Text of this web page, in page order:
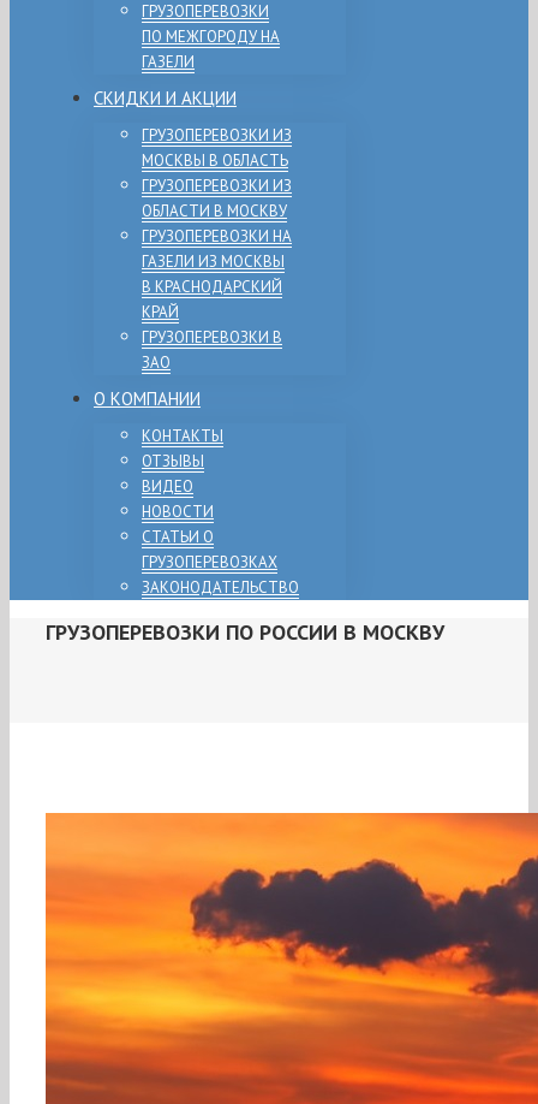
ГРУЗОПЕРЕВОЗКИ
ПО МЕЖГОРОДУ НА
ГАЗЕЛИ
СКИДКИ И АКЦИИ
ГРУЗОПЕРЕВОЗКИ ИЗ
МОСКВЫ В ОБЛАСТЬ
ГРУЗОПЕРЕВОЗКИ ИЗ
ОБЛАСТИ В МОСКВУ
ГРУЗОПЕРЕВОЗКИ НА
ГАЗЕЛИ ИЗ МОСКВЫ
В КРАСНОДАРСКИЙ
КРАЙ
ГРУЗОПЕРЕВОЗКИ В
ЗАО
О КОМПАНИИ
КОНТАКТЫ
ОТЗЫВЫ
ВИДЕО
НОВОСТИ
СТАТЬИ О
ГРУЗОПЕРЕВОЗКАХ
ЗАКОНОДАТЕЛЬСТВО
ГРУЗОПЕРЕВОЗКИ ПО РОССИИ В МОСКВУ